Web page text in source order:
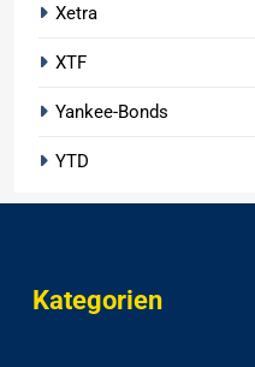
Xetra
XTF
Yankee-Bonds
YTD
Kategorien